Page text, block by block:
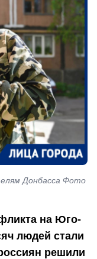
Донбасса Фото
на Юго-
людей стали
решили